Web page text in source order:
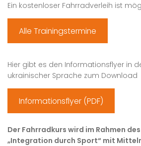
Ein kostenloser Fahrradverleih ist
Alle Trainingstermine
Hier gibt es den Informationsflyer in
ukrainischer Sprache zum Download
Informationsflyer (PDF)
Der Fahrradkurs wird im Rahmen
„Integration durch Sport“ mit